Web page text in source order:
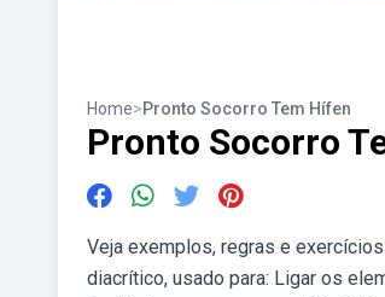
Home>Pronto Socorro Tem Hífen
Pronto Socorro
Veja exemplos, regras e
diacrítico, usado para: Ligar os